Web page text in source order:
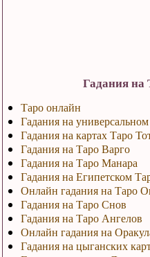
Гадания на
Таро онлайн
Гадания на
Гадания на картах Таро
Гадания на Таро Варго
Гадания на Таро Манара
Гадания на Египетском
Онлайн гадания на Таро
Гадания на Таро Снов
Гадания на Таро Ангелов
Онлайн гадания на
Гадания на цыганских